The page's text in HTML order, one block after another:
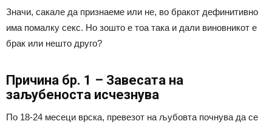
Значи, сакале да признаеме или не, во бракот дефинитивно
има помалку секс. Но зошто е тоа така и дали виновникот е
брак или нешто друго?
Причина бр. 1 – Завесата на
заљубеноста исчезнува
По 18-24 месеци врска, превезот на љубовта почнува да се